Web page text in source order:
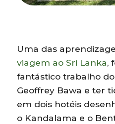
Uma das
viagem ao Sri Lanka,
fantástico trabalho
Geoffrey Bawa e ter
em dois hotéis
o Kandalama e o